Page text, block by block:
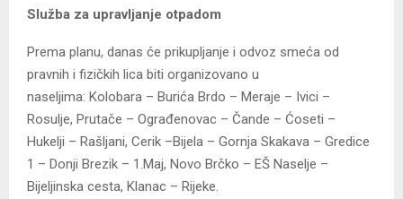
Služba za upravljanje otpadom
Prema planu, danas će prikupljanje i odvoz smeća od
pravnih i fizičkih lica biti organizovano u
naseljima: Kolobara – Burića Brdo – Meraje – Ivici –
Rosulje, Prutače – Ograđenovac – Čande – Ćoseti –
Hukelji – Rašljani, Cerik –Bijela – Gornja Skakava – Gredice
1 – Donji Brezik – 1.Maj, Novo Brčko – EŠ Naselje –
Bijeljinska cesta, Klanac – Rijeke.